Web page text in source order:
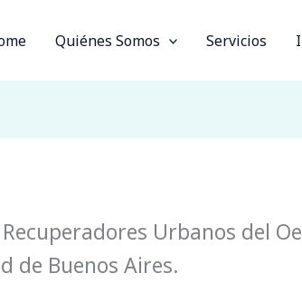
Quiénes Somos Servicios
Urbanos del
de Buenos Aires.